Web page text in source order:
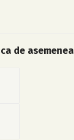
de asemenea